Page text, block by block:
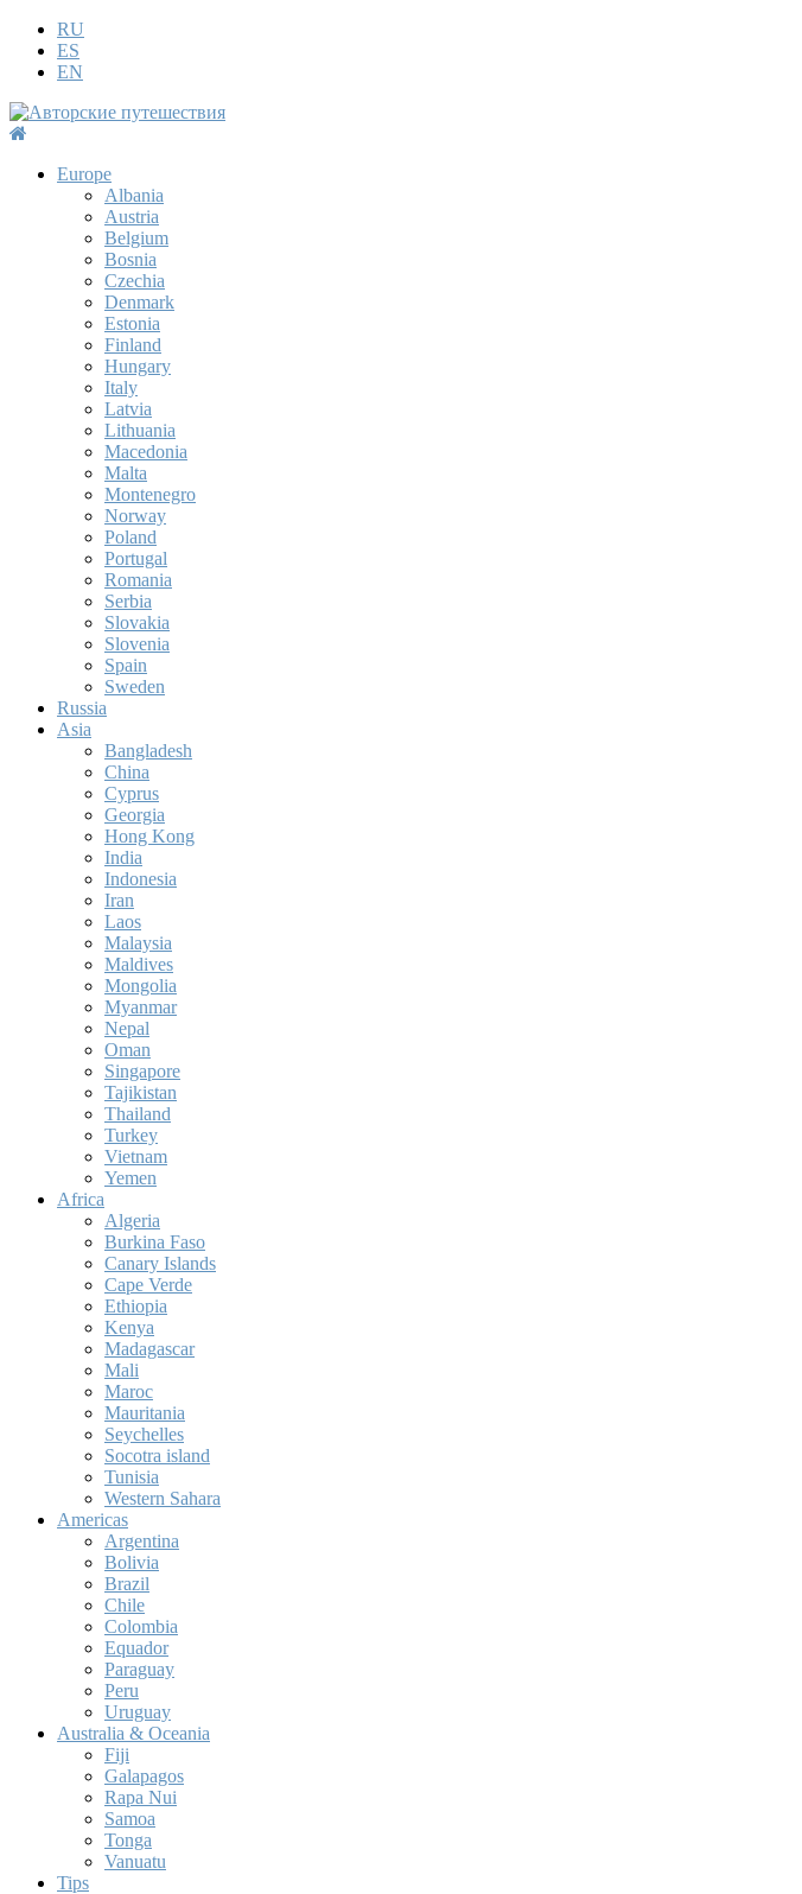
RU
ES
EN
Europe
Albania
Austria
Belgium
Bosnia
Czechia
Denmark
Estonia
Finland
Hungary
Italy
Latvia
Lithuania
Macedonia
Malta
Montenegro
Norway
Poland
Portugal
Romania
Serbia
Slovakia
Slovenia
Spain
Sweden
Russia
Asia
Bangladesh
China
Cyprus
Georgia
Hong Kong
India
Indonesia
Iran
Laos
Malaysia
Maldives
Mongolia
Myanmar
Nepal
Oman
Singapore
Tajikistan
Thailand
Turkey
Vietnam
Yemen
Africa
Algeria
Burkina Faso
Canary Islands
Cape Verde
Ethiopia
Kenya
Madagascar
Mali
Maroc
Mauritania
Seychelles
Socotra island
Tunisia
Western Sahara
Americas
Argentina
Bolivia
Brazil
Chile
Colombia
Equador
Paraguay
Peru
Uruguay
Australia & Oceania
Fiji
Galapagos
Rapa Nui
Samoa
Tonga
Vanuatu
Tips